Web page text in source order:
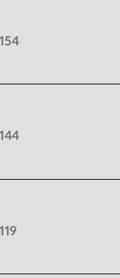
154 آهنگ
144 آهنگ
119 آهنگ